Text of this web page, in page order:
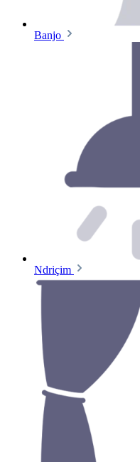
Banjo
Ndriçim